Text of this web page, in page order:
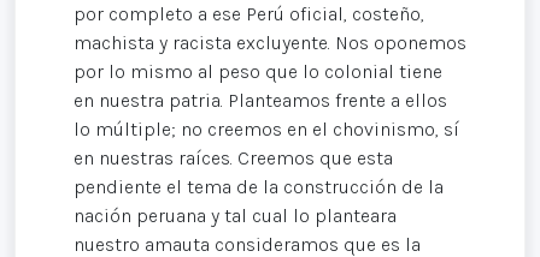
por completo a ese Perú oficial, costeño,
machista y racista excluyente. Nos oponemos
por lo mismo al peso que lo colonial tiene
en nuestra patria. Planteamos frente a ellos
lo múltiple; no creemos en el chovinismo, sí
en nuestras raíces. Creemos que esta
pendiente el tema de la construcción de la
nación peruana y tal cual lo planteara
nuestro amauta consideramos que es la